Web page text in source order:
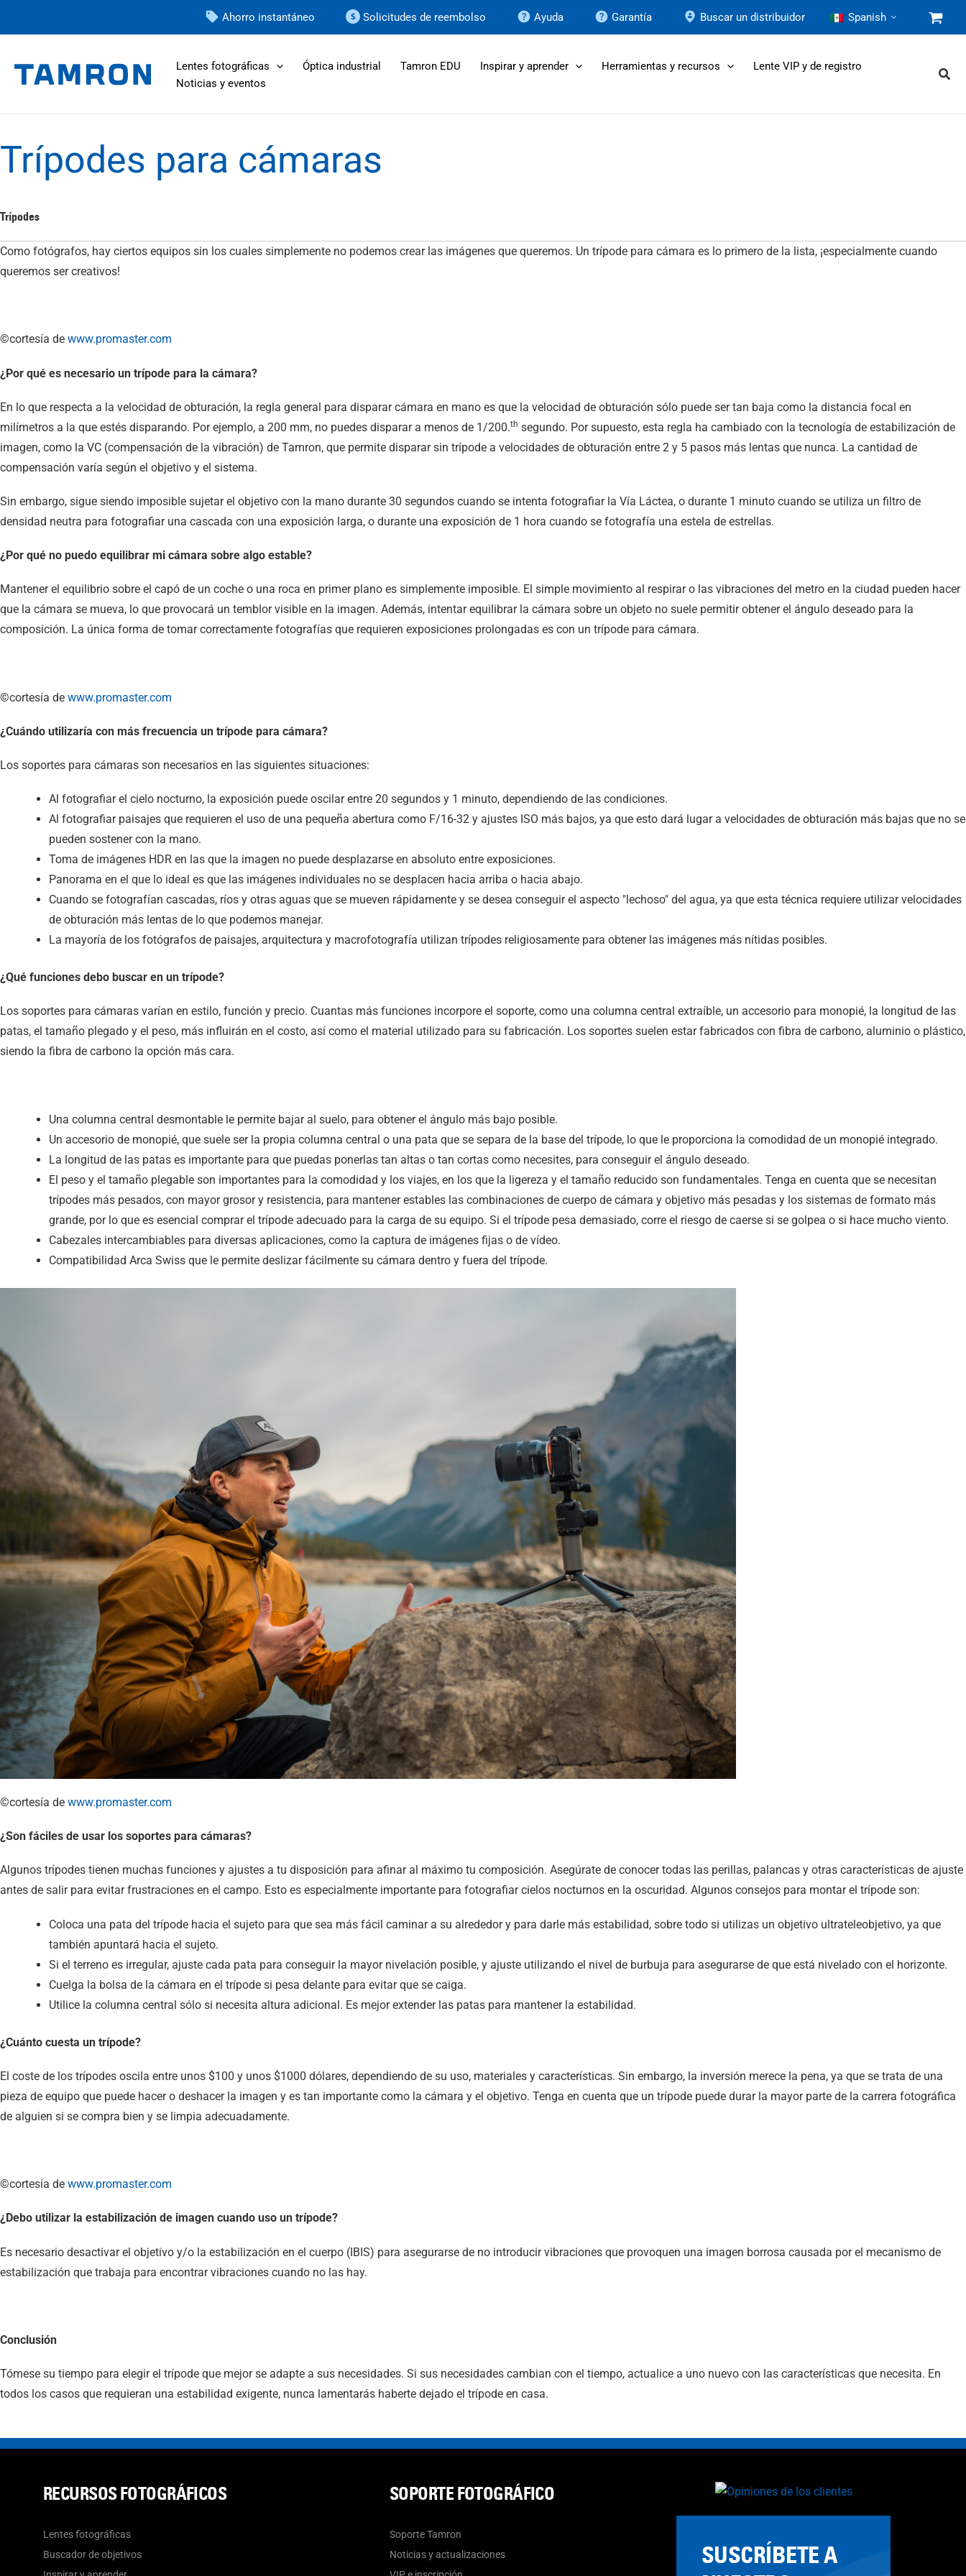
Ahorro instantáneo Solicitudes de reembolso Ayuda Garantía Buscar un distribuidor Spanish
Lentes fotográficas Óptica industrial Tamron EDU Inspirar y aprender Herramientas y recursos
Lente VIP y de registro
Noticias y eventos
Trípodes para cámaras
Trípodes
Como fotógrafos, hay ciertos equipos sin los cuales simplemente no podemos crear las imágenes que queremos. Un trípode para cámara es lo primero de la lista, ¡especialmente cuando
queremos ser creativos!
©cortesía de www.promaster.com
¿Por qué es necesario un trípode para la cámara?
En lo que respecta a la velocidad de obturación, la regla general para disparar cámara en mano es que la velocidad de obturación sólo puede ser tan baja como la distancia focal en
milímetros a la que estés disparando. Por ejemplo, a 200 mm, no puedes disparar a menos de 1/200.th segundo. Por supuesto, esta regla ha cambiado con la tecnología de estabilización de
imagen, como la VC (compensación de la vibración) de Tamron, que permite disparar sin trípode a velocidades de obturación entre 2 y 5 pasos más lentas que nunca. La cantidad de
compensación varía según el objetivo y el sistema.
Sin embargo, sigue siendo imposible sujetar el objetivo con la mano durante 30 segundos cuando se intenta fotografiar la Vía Láctea, o durante 1 minuto cuando se utiliza un filtro de
densidad neutra para fotografiar una cascada con una exposición larga, o durante una exposición de 1 hora cuando se fotografía una estela de estrellas.
¿Por qué no puedo equilibrar mi cámara sobre algo estable?
Mantener el equilibrio sobre el capó de un coche o una roca en primer plano es simplemente imposible. El simple movimiento al respirar o las vibraciones del metro en la ciudad pueden hacer
que la cámara se mueva, lo que provocará un temblor visible en la imagen. Además, intentar equilibrar la cámara sobre un objeto no suele permitir obtener el ángulo deseado para la
composición. La única forma de tomar correctamente fotografías que requieren exposiciones prolongadas es con un trípode para cámara.
©cortesía de www.promaster.com
¿Cuándo utilizaría con más frecuencia un trípode para cámara?
Los soportes para cámaras son necesarios en las siguientes situaciones:
Al fotografiar el cielo nocturno, la exposición puede oscilar entre 20 segundos y 1 minuto, dependiendo de las condiciones.
Al fotografiar paisajes que requieren el uso de una pequeña abertura como F/16-32 y ajustes ISO más bajos, ya que esto dará lugar a velocidades de obturación más bajas que no se
pueden sostener con la mano.
Toma de imágenes HDR en las que la imagen no puede desplazarse en absoluto entre exposiciones.
Panorama en el que lo ideal es que las imágenes individuales no se desplacen hacia arriba o hacia abajo.
Cuando se fotografían cascadas, ríos y otras aguas que se mueven rápidamente y se desea conseguir el aspecto "lechoso" del agua, ya que esta técnica requiere utilizar velocidades
de obturación más lentas de lo que podemos manejar.
La mayoría de los fotógrafos de paisajes, arquitectura y macrofotografía utilizan trípodes religiosamente para obtener las imágenes más nítidas posibles.
¿Qué funciones debo buscar en un trípode?
Los soportes para cámaras varían en estilo, función y precio. Cuantas más funciones incorpore el soporte, como una columna central extraíble, un accesorio para monopié, la longitud de las
patas, el tamaño plegado y el peso, más influirán en el costo, así como el material utilizado para su fabricación. Los soportes suelen estar fabricados con fibra de carbono, aluminio o plástico,
siendo la fibra de carbono la opción más cara.
Una columna central desmontable le permite bajar al suelo, para obtener el ángulo más bajo posible.
Un accesorio de monopié, que suele ser la propia columna central o una pata que se separa de la base del trípode, lo que le proporciona la comodidad de un monopié integrado.
La longitud de las patas es importante para que puedas ponerlas tan altas o tan cortas como necesites, para conseguir el ángulo deseado.
El peso y el tamaño plegable son importantes para la comodidad y los viajes, en los que la ligereza y el tamaño reducido son fundamentales. Tenga en cuenta que se necesitan
trípodes más pesados, con mayor grosor y resistencia, para mantener estables las combinaciones de cuerpo de cámara y objetivo más pesadas y los sistemas de formato más
grande, por lo que es esencial comprar el trípode adecuado para la carga de su equipo. Si el trípode pesa demasiado, corre el riesgo de caerse si se golpea o si hace mucho viento.
Cabezales intercambiables para diversas aplicaciones, como la captura de imágenes fijas o de vídeo.
Compatibilidad Arca Swiss que le permite deslizar fácilmente su cámara dentro y fuera del trípode.
©cortesía de www.promaster.com
¿Son fáciles de usar los soportes para cámaras?
Algunos trípodes tienen muchas funciones y ajustes a tu disposición para afinar al máximo tu composición. Asegúrate de conocer todas las perillas, palancas y otras características de ajuste
antes de salir para evitar frustraciones en el campo. Esto es especialmente importante para fotografiar cielos nocturnos en la oscuridad. Algunos consejos para montar el trípode son:
Coloca una pata del trípode hacia el sujeto para que sea más fácil caminar a su alrededor y para darle más estabilidad, sobre todo si utilizas un objetivo ultrateleobjetivo, ya que
también apuntará hacia el sujeto.
Si el terreno es irregular, ajuste cada pata para conseguir la mayor nivelación posible, y ajuste utilizando el nivel de burbuja para asegurarse de que está nivelado con el horizonte.
Cuelga la bolsa de la cámara en el trípode si pesa delante para evitar que se caiga.
Utilice la columna central sólo si necesita altura adicional. Es mejor extender las patas para mantener la estabilidad.
¿Cuánto cuesta un trípode?
El coste de los trípodes oscila entre unos $100 y unos $1000 dólares, dependiendo de su uso, materiales y características. Sin embargo, la inversión merece la pena, ya que se trata de una
pieza de equipo que puede hacer o deshacer la imagen y es tan importante como la cámara y el objetivo. Tenga en cuenta que un trípode puede durar la mayor parte de la carrera fotográfica
de alguien si se compra bien y se limpia adecuadamente.
©cortesía de www.promaster.com
¿Debo utilizar la estabilización de imagen cuando uso un trípode?
Es necesario desactivar el objetivo y/o la estabilización en el cuerpo (IBIS) para asegurarse de no introducir vibraciones que provoquen una imagen borrosa causada por el mecanismo de
estabilización que trabaja para encontrar vibraciones cuando no las hay.
Conclusión
Tómese su tiempo para elegir el trípode que mejor se adapte a sus necesidades. Si sus necesidades cambian con el tiempo, actualice a uno nuevo con las características que necesita. En
todos los casos que requieran una estabilidad exigente, nunca lamentarás haberte dejado el trípode en casa.
RECURSOS FOTOGRÁFICOS
Lentes fotográficas
Buscador de objetivos
SOPORTE FOTOGRÁFICO
Soporte Tamron
Noticias y actualizaciones
SUSCRÍBETE A